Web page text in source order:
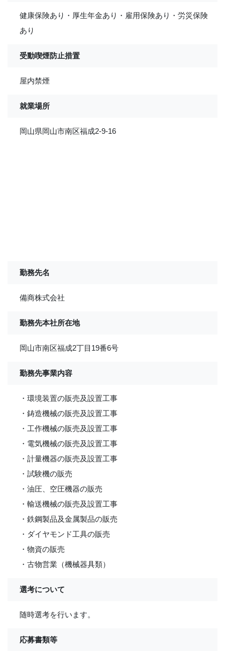
健康保険あり・厚生年金あり・雇用保険あり・労災保険
あり
受動喫煙防止措置
屋内禁煙
就業場所
岡山県岡山市南区福成2-9-16
勤務先名
備商株式会社
勤務先本社所在地
岡山市南区福成2丁目19番6号
勤務先事業内容
・環境装置の販売及設置工事
・鋳造機械の販売及設置工事
・工作機械の販売及設置工事
・電気機械の販売及設置工事
・計量機器の販売及設置工事
・試験機の販売
・油圧、空圧機器の販売
・輸送機械の販売及設置工事
・鉄鋼製品及金属製品の販売
・ダイヤモンド工具の販売
・物資の販売
・古物営業（機械器具類）
選考について
随時選考を行います。
応募書類等